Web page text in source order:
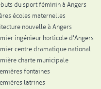
du sport féminin à Angers
écoles maternelles
nouvelle à Angers
ingénieur horticole d'Angers
centre dramatique national
charte municipale
fontaines
latrines